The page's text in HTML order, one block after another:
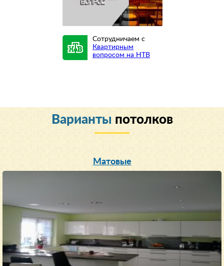
Сотрудничаем с
Квартирным
вопросом на НТВ
Варианты потолков
Матовые